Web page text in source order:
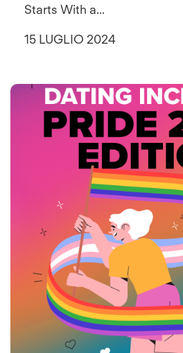
Starts With a...
15 LUGLIO 2024